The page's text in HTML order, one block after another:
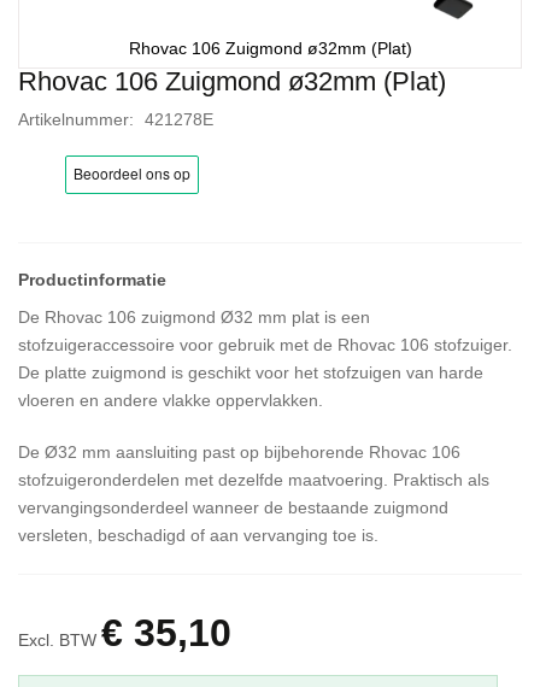
Rhovac 106 Zuigmond ø32mm (Plat)
Artikelnummer 421278E
De Rhovac 106 zuigmond Ø32 mm plat is een
stofzuigeraccessoire voor gebruik met de Rhovac 106 stofzuiger.
De platte zuigmond is geschikt voor het stofzuigen van harde
vloeren en andere vlakke oppervlakken.
De Ø32 mm aansluiting past op bijbehorende Rhovac 106
stofzuigeronderdelen met dezelfde maatvoering. Praktisch als
vervangingsonderdeel wanneer de bestaande zuigmond
versleten, beschadigd of aan vervanging toe is.
Excl. BTW € 35,10
Rhovac 106 Zuigmond ø32mm (Plat)
Ga
het